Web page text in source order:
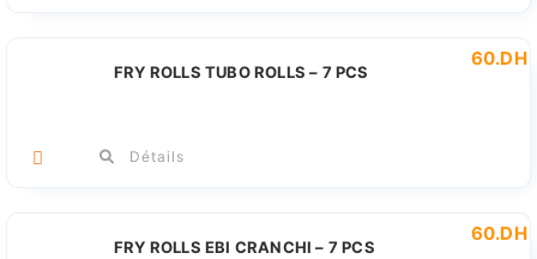
FRY ROLLS TUBO ROLLS – 7 PCS
60.DH
Détails
FRY ROLLS EBI CRANCHI – 7 PCS
60.DH